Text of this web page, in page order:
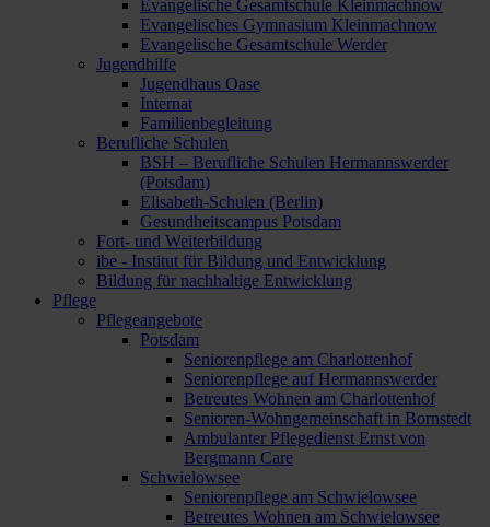
Evangelische Gesamtschule Kleinmachnow
Evangelisches Gymnasium Kleinmachnow
Evangelische Gesamtschule Werder
Jugendhilfe
Jugendhaus Oase
Internat
Familienbegleitung
Berufliche Schulen
BSH – Berufliche Schulen Hermannswerder
(Potsdam)
Elisabeth-Schulen (Berlin)
Gesundheitscampus Potsdam
Fort- und Weiterbildung
ibe - Institut für Bildung und Entwicklung
Bildung für nachhaltige Entwicklung
Pflege
Pflegeangebote
Potsdam
Seniorenpflege am Charlottenhof
Seniorenpflege auf Hermannswerder
Betreutes Wohnen am Charlottenhof
Senioren-Wohngemeinschaft in Bornstedt
Ambulanter Pflegedienst Ernst von
Bergmann Care
Schwielowsee
Seniorenpflege am Schwielowsee
Betreutes Wohnen am Schwielowsee